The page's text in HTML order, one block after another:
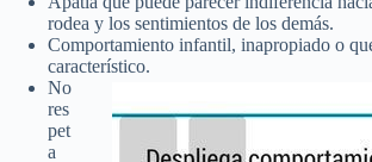
rodea y los sentimientos de los demás.
Comportamiento infantil, inapropiado o
característico.
No
res
pet
a